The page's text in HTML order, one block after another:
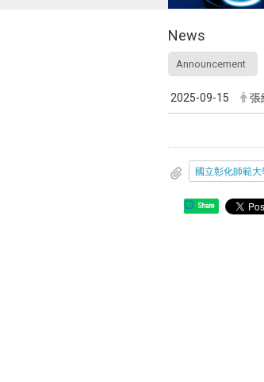
News
Announcement
2025-09-15 張
Share